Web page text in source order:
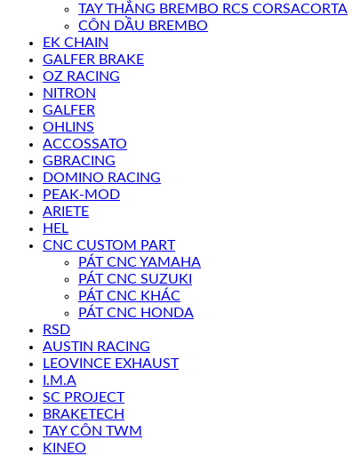
TAY THẮNG BREMBO RCS CORSACORTA
CÔN DẦU BREMBO
EK CHAIN
GALFER BRAKE
OZ RACING
NITRON
GALFER
OHLINS
ACCOSSATO
GBRACING
DOMINO RACING
PEAK-MOD
ARIETE
HEL
CNC CUSTOM PART
PÁT CNC YAMAHA
PÁT CNC SUZUKI
PÁT CNC KHÁC
PÁT CNC HONDA
RSD
AUSTIN RACING
LEOVINCE EXHAUST
I.M.A
SC PROJECT
BRAKETECH
TAY CÔN TWM
KINEO